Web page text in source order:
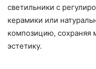
светильники с
керамики или
композицию,
эстетику.